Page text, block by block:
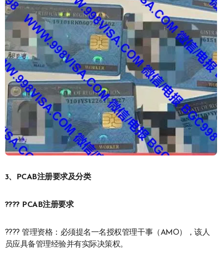
3、 PCAB注册要求及分类
???? PCAB注册要求
???? 管理资格：必须提名一名授权管理干事（AMO），该人
员应具备管理经验并有实际决策权。